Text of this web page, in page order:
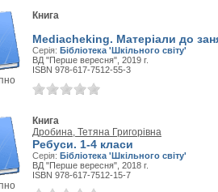
Книга
Mediacheking. Матеріали до
Серія: Бібліотека 'Шкільного світу'
ВД "Перше вересня", 2019 г.
ISBN 978-617-7512-55-3
Книга
Дробина, Тетяна Григорівна
Ребуси. 1-4 класи
Серія: Бібліотека 'Шкільного світу'
ВД "Перше вересня", 2018 г.
ISBN 978-617-7512-15-7